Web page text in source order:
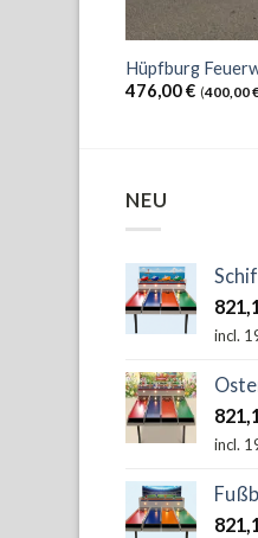
Hüpfburg
476,00€ (400,00
NEU
incl.
incl.